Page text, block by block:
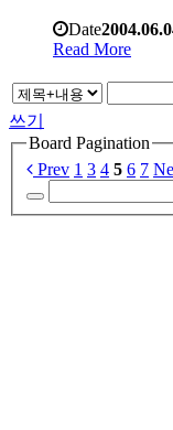
Date
Read More
쓰기
Board Pagination
Prev 1 3 4 5 6 7